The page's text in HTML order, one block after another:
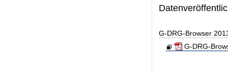
G-DRG-Browser
G-DRG-